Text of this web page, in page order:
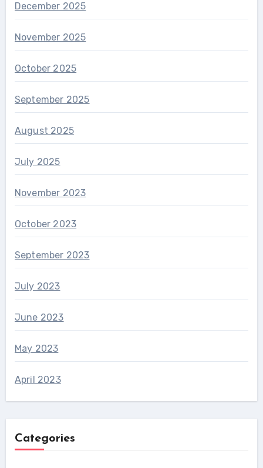
December 2025
November 2025
October 2025
September 2025
August 2025
July 2025
November 2023
October 2023
September 2023
July 2023
June 2023
May 2023
April 2023
Categories